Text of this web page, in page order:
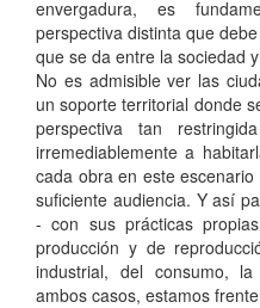
envergadura, es
perspectiva distinta que
que se da entre la sociedad
No es admisible ver las
un soporte territorial donde
perspectiva tan
irremediablemente a
cada obra en este
suficiente audiencia. Y así
- con sus prácticas
producción y de
industrial, del consumo,
ambos casos, estamos